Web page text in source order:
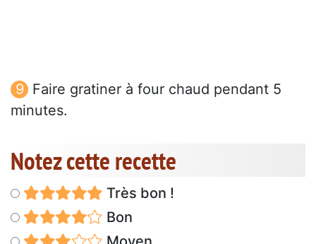
Faire gratiner à four chaud pendant 5
minutes.
Notez cette recette
Très bon !
Bon